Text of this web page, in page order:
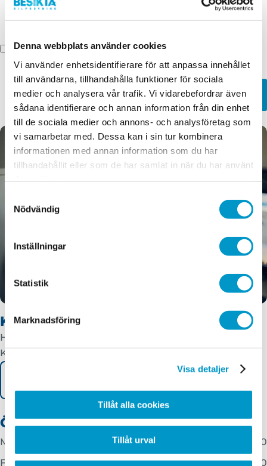
Denna webbplats använder cookies
Vi använder enhetsidentifierare för att anpassa innehållet
till användarna, tillhandahålla funktioner för sociala
medier och analysera vår trafik. Vi vidarebefordrar även
sådana identifierare och annan information från din enhet
till de sociala medier och annons- och analysföretag som
vi samarbetar med. Dessa kan i sin tur kombinera
informationen med annan information som du har
tillhandahållit eller som de har samlat in när du har använt
Nödvändig
Inställningar
Statistik
Marknadsföring
Visa detaljer
Tillåt alla cookies
Tillåt urval
Jag godkänner deallmänna affärsvillkoren
Skicka
Kontakta kundtjänst
Har du frågor eller behöver hjälp?
Kontakta oss på kundservice så hjälper vi dig!
Öppettider kundtjänst
Måndag - torsdag
07:00 - 18:00
Fredag
07:00 - 17:00